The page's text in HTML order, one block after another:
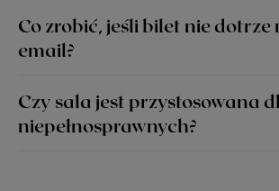
Co zrobić, jeśli bilet nie dotrze
email?
Czy sala jest przystosowana
niepełnosprawnych?